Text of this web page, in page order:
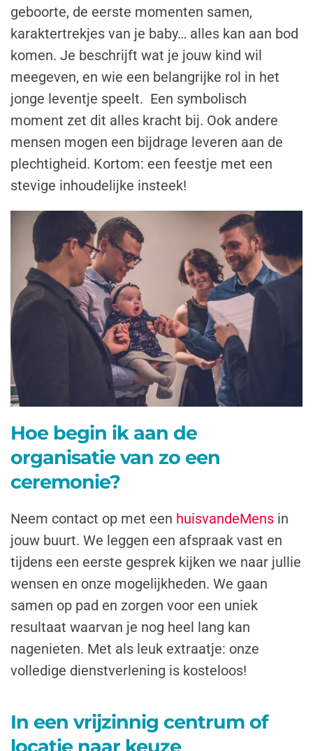
geboorte, de eerste momenten samen,
karaktertrekjes van je baby… alles kan aan bod
komen. Je beschrijft wat je jouw kind wil
meegeven, en wie een belangrijke rol in het
jonge leventje speelt. Een symbolisch
moment zet dit alles kracht bij. Ook andere
mensen mogen een bijdrage leveren aan de
plechtigheid. Kortom: een feestje met een
stevige inhoudelijke insteek!
Hoe begin ik aan de
organisatie van zo een
ceremonie?
Neem contact op met een huisvandeMens in
jouw buurt. We leggen een afspraak vast en
tijdens een eerste gesprek kijken we naar jullie
wensen en onze mogelijkheden. We gaan
samen op pad en zorgen voor een uniek
resultaat waarvan je nog heel lang kan
nagenieten. Met als leuk extraatje: onze
volledige dienstverlening is kosteloos!
In een vrijzinnig centrum of
locatie naar keuze